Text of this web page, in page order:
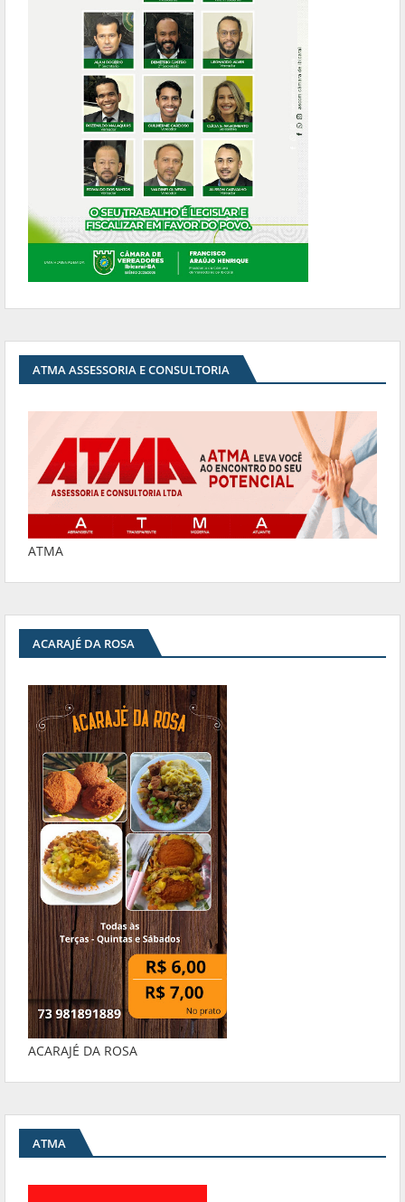
ATMA ASSESSORIA E CONSULTORIA
ATMA
ACARAJÉ DA ROSA
ACARAJÉ DA ROSA
ATMA